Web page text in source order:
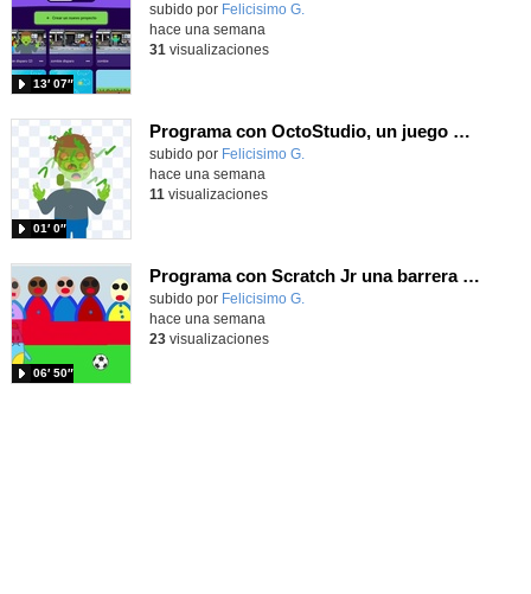
Contenido educativo.
subido por Felicisimo G.
13′ 07″
hace una semana
31 visualizaciones
Programa con OctoStudio, un juego homenajeando al House of the dead con Zombies
Contenido educativo.
subido por Felicisimo G.
01′ 0″
hace una semana
11 visualizaciones
Programa con Scratch Jr una barrera que se desplaza para dar sensación de movimiento
Contenido educativo.
subido por Felicisimo G.
06′ 50″
hace una semana
23visualizaciones